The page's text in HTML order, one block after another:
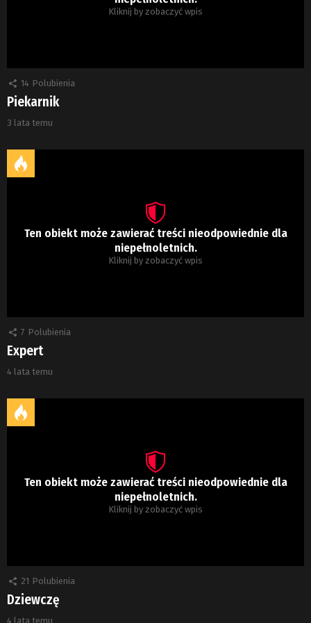
Kliknij by zobaczyć wpis
14 Polubienia
Piekarnik
3 lata temu
Ten obiekt może zawierać treści nieodpowiednie dla
niepełnoletnich.
Kliknij by zobaczyć wpis
7 Polubienia
Expert
4 lata temu
Ten obiekt może zawierać treści nieodpowiednie dla
niepełnoletnich.
Kliknij by zobaczyć wpis
21 Polubienia
Dziewczę
4 lata temu